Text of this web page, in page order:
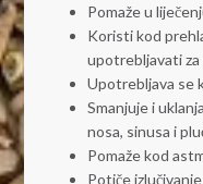
Pomaže u
Koristi kod
upotrebljavati za
Upotrebljava se
Smanjuje i
nosa, sinusa i
Pomaže kod
Potiče